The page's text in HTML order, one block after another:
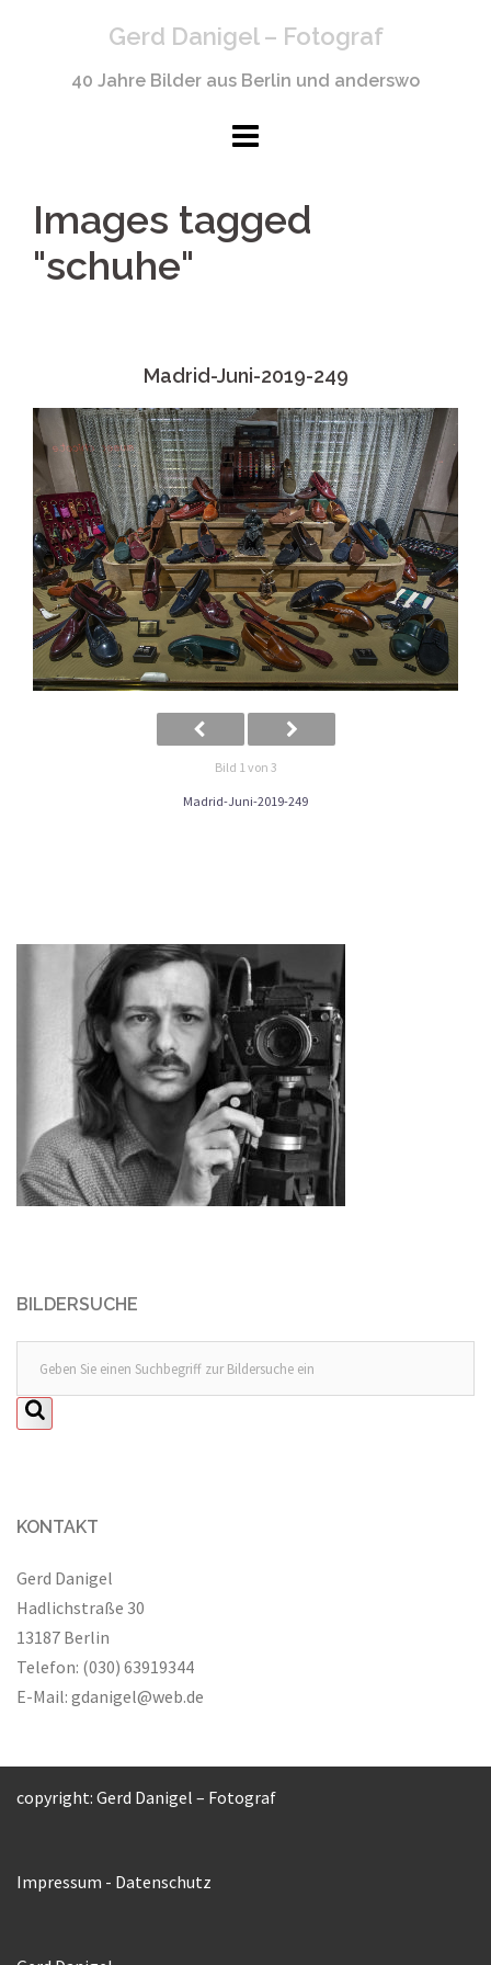
Gerd Danigel – Fotograf
40 Jahre Bilder aus Berlin und anderswo
Images tagged
"schuhe"
Madrid-Juni-2019-249
Bild 1 von 3
Madrid-Juni-2019-249
BILDERSUCHE
KONTAKT
Gerd Danigel
Hadlichstraße 30
13187 Berlin
Telefon: (030) 63919344
E-Mail: gdanigel@web.de
copyright: Gerd Danigel – Fotograf
Impressum - Datenschutz